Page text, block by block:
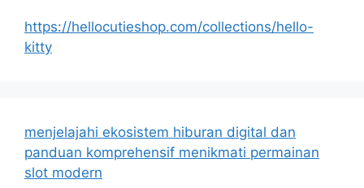
https://hellocutieshop.com/collections/hello-
kitty
menjelajahi ekosistem hiburan digital dan
panduan komprehensif menikmati permainan
slot modern